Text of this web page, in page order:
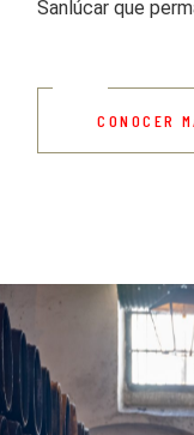
Sanlúcar que
CONOCER